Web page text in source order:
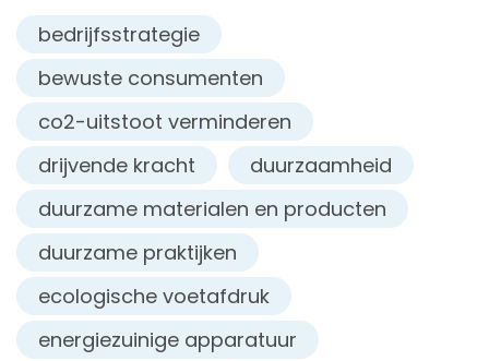
bedrijfsstrategie
bewuste consumenten
co2-uitstoot verminderen
drijvende kracht
duurzaamheid
duurzame materialen en producten
duurzame praktijken
ecologische voetafdruk
energiezuinige apparatuur